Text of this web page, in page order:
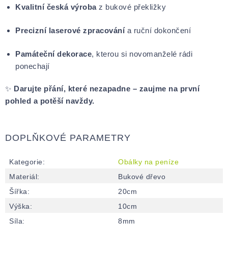
Kvalitní česká výrobaz bukové překližky
Precizní laserové zpracovánía ruční dokončení
Památeční dekorace, kterou si novomanželé rádi
ponechají
✨ Darujte přání, které nezapadne – zaujme na první
pohled a potěší navždy.
DOPLŇKOVÉ PARAMETRY
Kategorie:
Obálky na peníze
Materiál:
Bukové dřevo
Šířka:
20cm
Výška:
10cm
Síla: 8mm